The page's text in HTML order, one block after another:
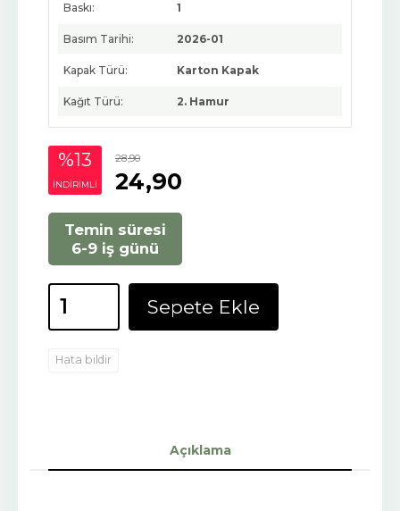
Baskı: 1
Basım Tarihi: 2026-01
Kapak Türü: Karton Kapak
Kağıt Türü: 2. Hamur
%13
INDIRIMLI
28,90
24,90
Temin süresi
6-9 iş günü
Sepete Ekle
Hata bildir
Açıklama